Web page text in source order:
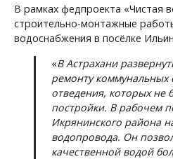
В рамках федпроекта «Чистая
строительно-монтажные
водоснабжения в посёлке
«В Астрахани
ремонту коммунальных
отведения, которых не
постройки. В рабочем
Икрянинского района
водопровода. Он
качественной водой